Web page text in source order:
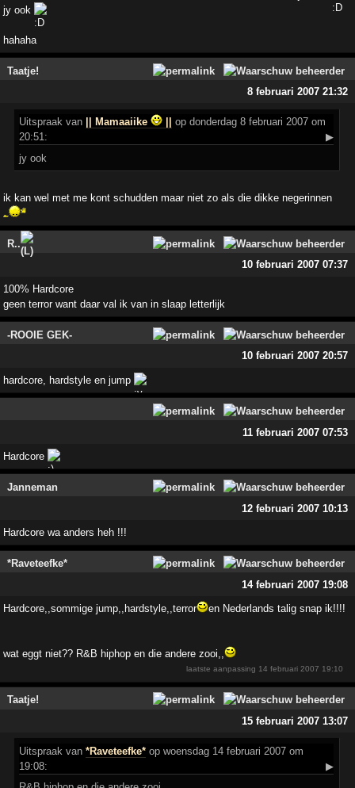
jy ook
hahaha
Taatje!
8 februari 2007 21:32
Uitspraak van || Mamaaiike
op donderdag 8 februari 2007 om
20:51:
▶
jy ook
ik kan wel met me kont schudden maar niet zo als die dikke negerinnen
R..
10 februari 2007 07:37
100% Hardcore
geen terror want daar val ik van in slaap letterlijk
-ROOIE GEK-
10 februari 2007 20:57
hardcore, hardstyle en jump
11 februari 2007 07:53
Hardcore
Janneman
12 februari 2007 10:13
Hardcore wa anders heh !!!
*Raveteefke*
14 februari 2007 19:08
Hardcore,,sommige jump,,hardstyle,,terror en Nederlands talig snap ik!!!!
wat eggt niet?? R&B hiphop en die andere zooi,,
laatste aanpassing 14 februari 2007 19:10
Taatje!
15 februari 2007 13:07
Uitspraak van*Raveteefke* op woensdag 14 februari 2007 om
19:08:
▶